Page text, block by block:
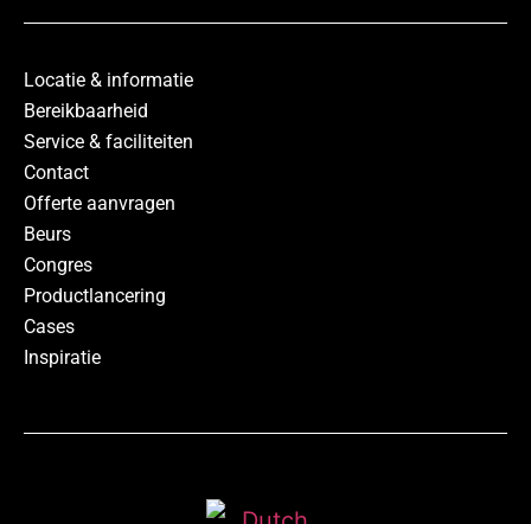
Locatie & informatie
Bereikbaarheid
Service & faciliteiten
Contact
Offerte aanvragen
Beurs
Congres
Productlancering
Cases
Inspiratie